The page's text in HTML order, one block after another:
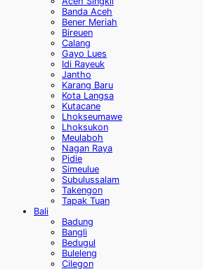
Banda Aceh
Bener Meriah
Bireuen
Calang
Gayo Lues
Idi Rayeuk
Jantho
Karang Baru
Kota Langsa
Kutacane
Lhokseumawe
Lhoksukon
Meulaboh
Nagan Raya
Pidie
Simeulue
Subulussalam
Takengon
Tapak Tuan
Bali
Badung
Bangli
Bedugul
Buleleng
Cilegon